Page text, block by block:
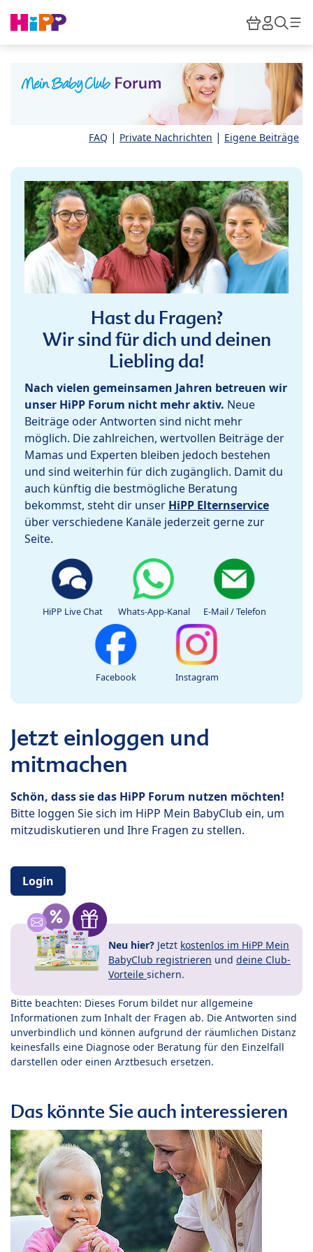
HiPP
FAQ | Private Nachrichten | Eigene Beiträge
Hast du Fragen?
Wir sind für dich und deinen
Liebling da!
Nach vielen gemeinsamen Jahren betreuen wir
unser HiPP Forum nicht mehr aktiv. Neue
Beiträge oder Antworten sind nicht mehr
möglich. Die zahlreichen, wertvollen Beiträge der
Mamas und Experten bleiben jedoch bestehen
und sind weiterhin für dich zugänglich. Damit du
auch künftig die bestmögliche Beratung
bekommst, steht dir unser HiPP Elternservice
über verschiedene Kanäle jederzeit gerne zur
Seite.
HiPP Live Chat Whats-App-Kanal E-Mail / Telefon
Facebook Instagram
Jetzt einloggen und
mitmachen
Schön, dass sie das HiPP Forum nutzen möchten!
Bitte loggen Sie sich im HiPP Mein BabyClub ein, um
mitzudiskutieren und Ihre Fragen zu stellen.
Login
Neu hier? Jetzt kostenlos im HiPP Mein
BabyClub registrieren und deine Club-
Vorteile sichern.
Bitte beachten: Dieses Forum bildet nur allgemeine
Informationen zum Inhalt der Fragen ab. Die Antworten sind
unverbindlich und können aufgrund der räumlichen Distanz
keinesfalls eine Diagnose oder Beratung für den Einzelfall
darstellen oder einen Arztbesuch ersetzen.
Das könnte Sie auch interessieren